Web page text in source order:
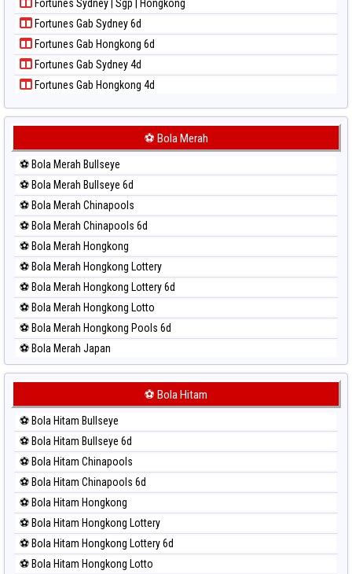
Paito Harian Pcso
Paito Harian Pennsylvania Day
Paito Harian Sao Paulo
Paito Harian Singapore
Paito Harian Sydney
Paito Harian Sydney Lottery
Paito Harian Sydney Lottery 6d
Paito Harian Sydney Lotto
Paito Harian Sydney Pools 6d
Paito Harian Taipei
Paito Harian Taiwan
Fortunes Sydney | Sgp | Hongkong
Fortunes Gab Sydney 6d
Fortunes Gab Hongkong 6d
Fortunes Gab Sydney 4d
Fortunes Gab Hongkong 4d
⚽ Bola Merah
⚽ Bola Merah Bullseye
⚽ Bola Merah Bullseye 6d
⚽ Bola Merah Chinapools
⚽ Bola Merah Chinapools 6d
⚽ Bola Merah Hongkong
⚽ Bola Merah Hongkong Lottery
⚽ Bola Merah Hongkong Lottery 6d
⚽ Bola Merah Hongkong Lotto
⚽ Bola Merah Hongkong Pools 6d
⚽ Bola Merah Japan
⚽ Bola Merah Japan 6d
⚽ Bola Merah Kuda Lari
⚽ Bola Merah Magnum Cambodia
⚽ Bola Merah Nagoya
⚽ Bola Merah North Carolina Day
⚽ Bola Merah Pcso
⚽ Bola Merah Sao Paulo
⚽ Bola Merah Singapore
⚽ Bola Merah Sydney
⚽ Bola Hitam
⚽ Bola Hitam Bullseye
⚽ Bola Hitam Bullseye 6d
⚽ Bola Hitam Chinapools
⚽ Bola Hitam Chinapools 6d
⚽ Bola Hitam Hongkong
⚽ Bola Hitam Hongkong Lottery
⚽ Bola Hitam Hongkong Lottery 6d
⚽ Bola Hitam Hongkong Lotto